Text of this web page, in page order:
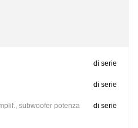
di serie
di serie
subwoofer potenza
di serie